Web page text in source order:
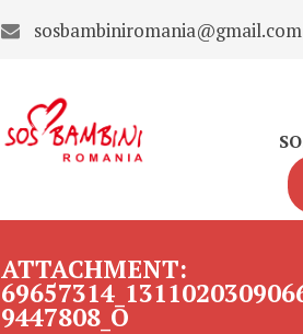
sosbambiniromania@gmail.com
ATTACHMENT:
9447808_O